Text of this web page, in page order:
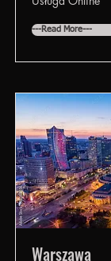
---Read More---
Warszawa